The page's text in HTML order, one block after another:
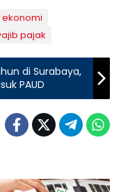
ekonomi
pajak
di Surabaya,
PAUD